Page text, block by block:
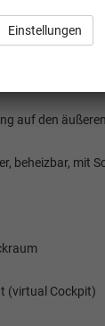
und hinten
in
auf den
beheizbar, mit
(virtual Cockpit)
Einstellungen